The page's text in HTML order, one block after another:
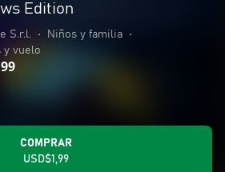
Edition
S.r.l. • Niños y familia
•
y vuelo
COMPRAR
USD$1,99